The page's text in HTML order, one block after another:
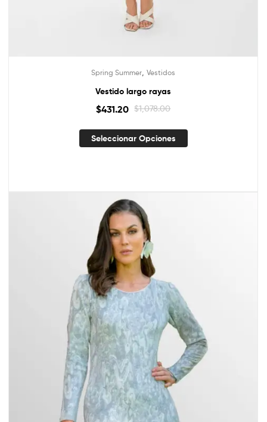
Spring Summer Vestidos
Vestido largo rayas
$1,078.00
$431.20
Seleccionar Opciones